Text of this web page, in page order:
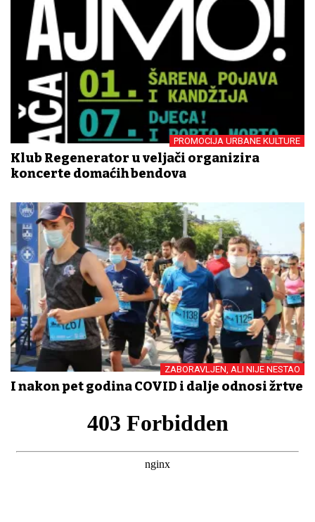
PROMOCIJA URBANE KULTURE
Klub Regenerator u veljači organizira
koncerte domaćih bendova
ZABORAVLJEN, ALI NIJE NESTAO
I nakon pet godina COVID i dalje odnosi žrtve